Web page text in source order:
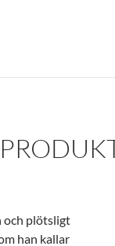
och plötsligt
han kallar